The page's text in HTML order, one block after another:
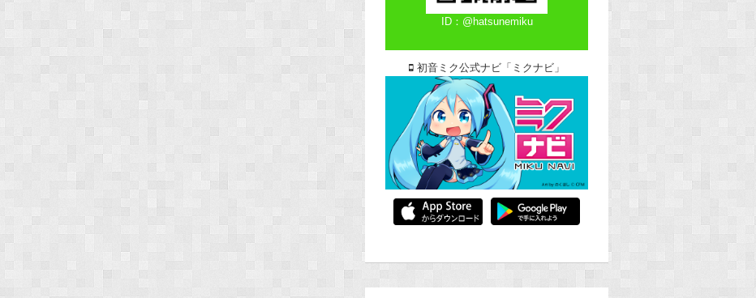
ID：@hatsunemiku
初音ミク公式ナビ「ミクナビ」